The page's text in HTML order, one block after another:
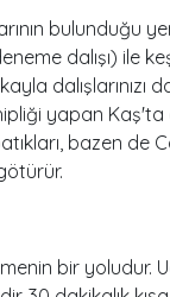
bulunduğu
dalışı) ile
dalışlarınızı
yapan Kaş'ta
bazen
bir yoludur.